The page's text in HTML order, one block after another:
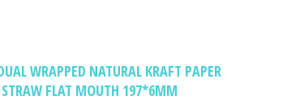
WRAPPED NATURAL KRAFT PAPER
STRAW FLAT MOUTH 197*6MM